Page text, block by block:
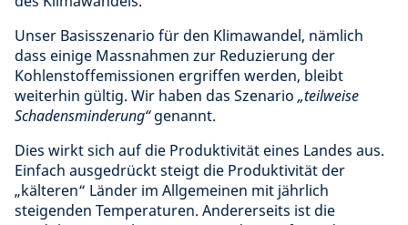
Unser Basisszenario für den Klimawandel, nämlich
dass einige Massnahmen zur Reduzierung der
Kohlenstoffemissionen ergriffen werden, bleibt
weiterhin gültig. Wir haben das Szenario „teilweise
Schadensminderung“genannt.
Dies wirkt sich auf die Produktivität eines Landes aus.
Einfach ausgedrückt steigt die Produktivität der
„kälteren“ Länder im Allgemeinen mit jährlich
steigenden Temperaturen. Andererseits ist die